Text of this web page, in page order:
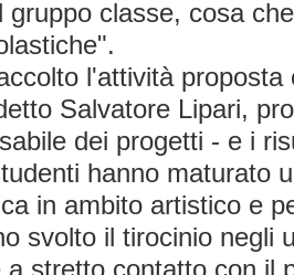
gruppo classe, cosa
l'attività proposta
Salvatore Lipari,
dei progetti - e i
hanno maturato
in ambito artistico e
svolto il tirocinio negli